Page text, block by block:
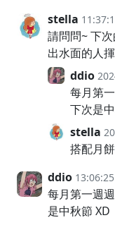
stella
請問問~ 下
出水面的人
ddio
每月第
下次是
stella
搭配月
ddio 13:06:25
每月第一週
是中秋節 XD